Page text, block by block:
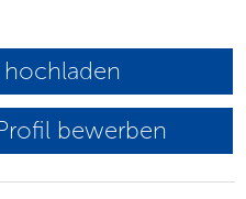
hochladen
bewerben